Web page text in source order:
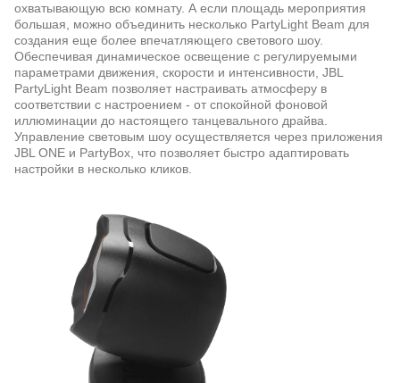
охватывающую всю комнату. А если площадь мероприятия
большая, можно объединить несколько PartyLight Beam для
создания еще более впечатляющего светового шоу.
Обеспечивая динамическое освещение с регулируемыми
параметрами движения, скорости и интенсивности, JBL
PartyLight Beam позволяет настраивать атмосферу в
соответствии с настроением - от спокойной фоновой
иллюминации до настоящего танцевального драйва.
Управление световым шоу осуществляется через приложения
JBL ONE и PartyBox, что позволяет быстро адаптировать
настройки в несколько кликов.